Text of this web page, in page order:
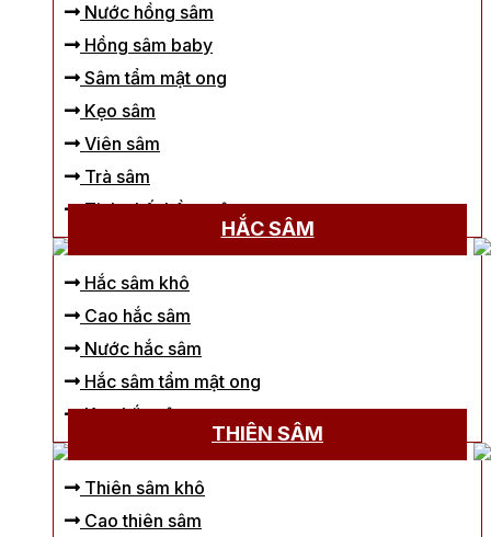
Nước hồng sâm
Hồng sâm baby
Sâm tẩm mật ong
Kẹo sâm
Viên sâm
Trà sâm
Tinh chất hồng sâm
HẮC SÂM
Hắc sâm khô
Cao hắc sâm
Nước hắc sâm
Hắc sâm tẩm mật ong
Kẹo hắc sâm
THIÊN SÂM
Thiên sâm khô
Cao thiên sâm